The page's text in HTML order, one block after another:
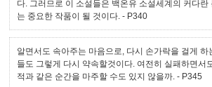
다. 그러므로 이 소설들은 백온유 소설세계의 커다
는 중요한 작품이 될 것이다. - P340
알면서도 속아주는 마음으로, 다시 손가락을 걸게
들도 그렇게 다시 약속할것이다. 여전히 실패하면서
적과 같은 순간을 마주할 수도 있지 않을까. - P345